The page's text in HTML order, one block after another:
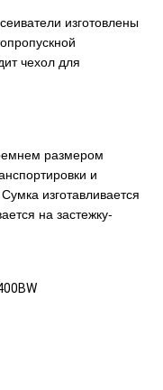
изготовлены
чехол для
размером
и
изготавливается
на застежку-